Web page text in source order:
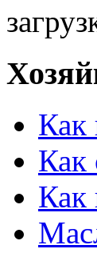
Как
Как
Как